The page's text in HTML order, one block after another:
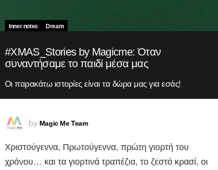
Inner notes Dream
#XMAS_Stories by Magicme: Όταν
συναντήσαμε το παιδί μέσα μας
Οι παρακάτω ιστορίες είναι τα δώρα μας για εσάς!
by Magic Me Team
Χριστούγεννα, Πρωτούγεννα, πρώτη γιορτή του
χρόνου… και τα γιορτινά τραπέζια, το ζεστό κρασί, οι